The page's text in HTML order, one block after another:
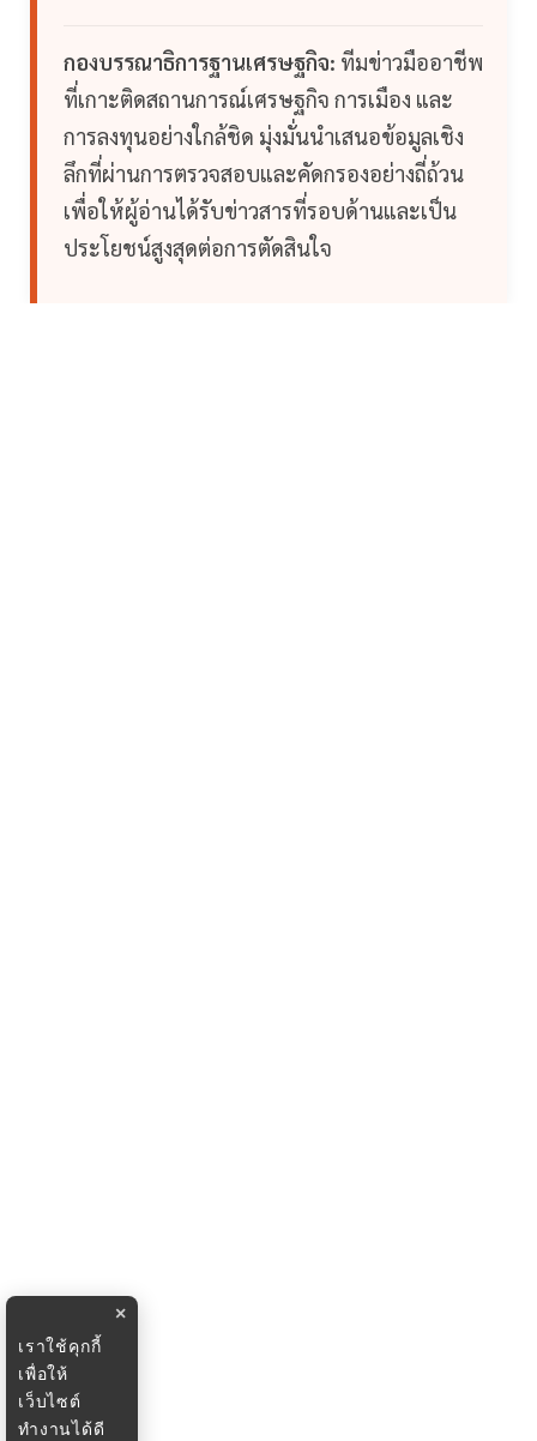
กองบรรณาธิการฐานเศรษฐกิจ: ทีมข่าวมืออาชีพ
ที่เกาะติดสถานการณ์เศรษฐกิจ การเมือง และ
การลงทุนอย่างใกล้ชิด มุ่งมั่นนำเสนอข้อมูลเชิง
ลึกที่ผ่านการตรวจสอบและคัดกรองอย่างถี่ถ้วน
เพื่อให้ผู้อ่านได้รับข่าวสารที่รอบด้านและเป็น
ประโยชน์สูงสุดต่อการตัดสินใจ
×
เราใช้คุกกี้
เพื่อให้
เว็บไซต์
ทำงานได้ดี